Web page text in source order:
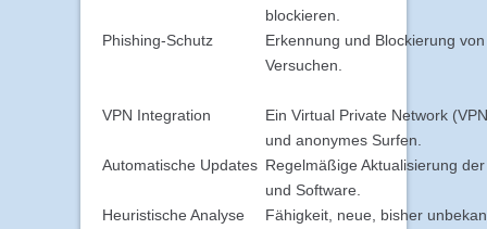
blockieren.
Phishing-Schutz
Erkennung und Blockierung
Versuchen.
VPN Integration
Ein Virtual Private Network
und anonymes Surfen.
Automatische Updates Regelmäßige Aktualisierung
und Software.
Heuristische Analyse
Fähigkeit, neue, bisher